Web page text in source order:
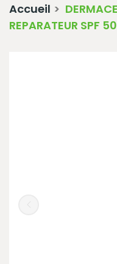
Accueil
REPARATEUR SPF